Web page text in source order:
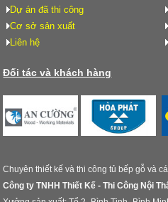
Dự án đã thi công
Cơ sở sản xuất
Liên hệ
Đối tác và khách hàng
Chuyên thiết kế và thi công tủ bếp gỗ và
Công ty TNHH Thiết Kế - Thi Công Nội